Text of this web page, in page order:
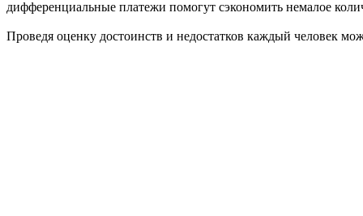
дифференциальные платежи помогут сэкономить немалое
Проведя оценку достоинств и недостатков каждый человек